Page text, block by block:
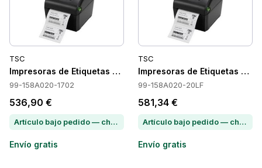
TSC
Impresoras de Etiquetas TSC 99-158A020-1702
99-158A020-1702
536,90 €
Artículo bajo pedido — chatea para conocer el plazo de entrega
Envío gratis
TSC
Impresoras de Etiquetas
99-158A020-20LF
581,34 €
Artículo bajo pedido — chatea para conocer el plazo de entrega
Envío gratis